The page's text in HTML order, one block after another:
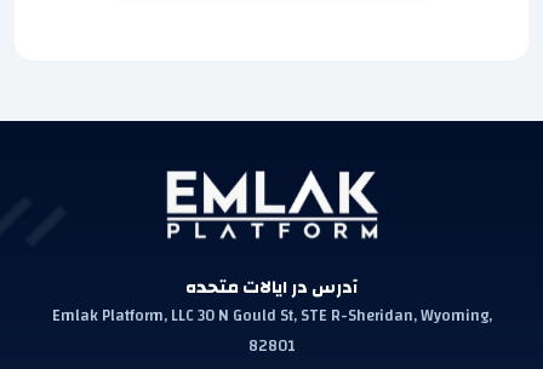
آدرس در ایالات متحده
Emlak Platform, LLC 30 N Gould St, STE R-Sheridan, Wyoming,
82801